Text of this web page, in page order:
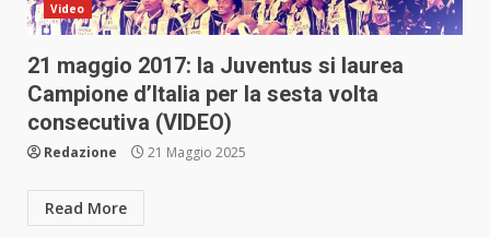
Video
21 maggio 2017: la Juventus si laurea
Campione d’Italia per la sesta volta
consecutiva (VIDEO)
Redazione 21 Maggio 2025
Read More